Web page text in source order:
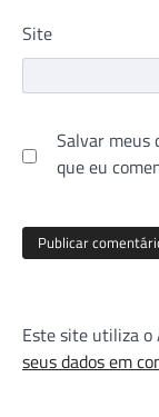
Site
Salvar meus
que eu
Este site utiliza o
seus dados em